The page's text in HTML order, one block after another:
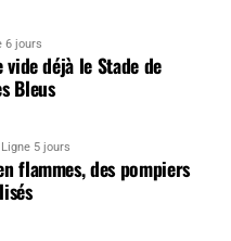
6 jours
vide déjà le Stade de
Bleus
Ligne 5 jours
flammes, des pompiers